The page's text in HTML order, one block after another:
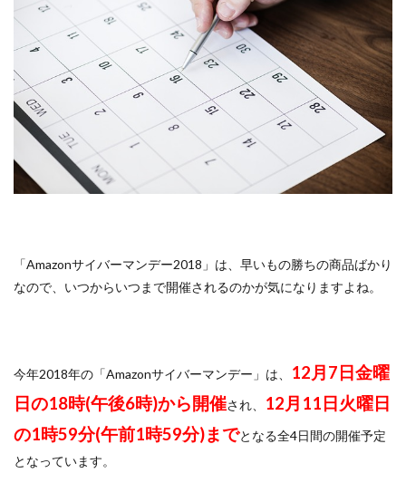
「Amazonサイバーマンデー2018」は、早いもの勝ちの商品ばかり
なので、いつからいつまで開催されるのかが気になりますよね。
今年2018年の「Amazonサイバーマンデー」は、
12月7日金曜
日の18時(午後6時)から開催され、
12月11日火曜日
の1時59分(午前1時59分)までとなる全4日間の開催予定
となっています。